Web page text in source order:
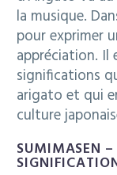
la musique.
pour exprimer
appréciation. Il
significations
arigato et qui
culture
SUMIMASEN